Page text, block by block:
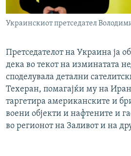
Украинскиот претседател
Претседателот на Украина ја
дека во текот на изминатата
споделувала детални
Техеран, помагајќи му на
таргетира американските и
воени објекти и нафтените и
во регионот на Заливот и на